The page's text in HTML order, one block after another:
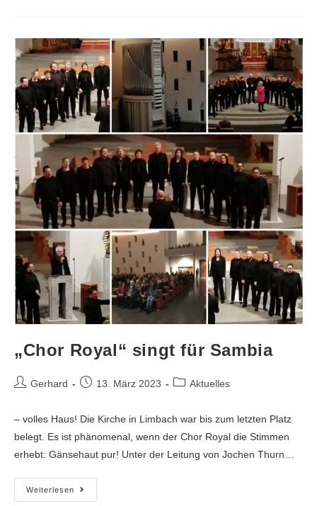
„Chor Royal“ singt für Sambia
Gerhard 13. März 2023 Aktuelles
– volles Haus! Die Kirche in Limbach war bis zum letzten Platz
belegt. Es ist phänomenal, wenn der Chor Royal die Stimmen
erhebt: Gänsehaut pur! Unter der Leitung von Jochen Thurn…
Weiterlesen